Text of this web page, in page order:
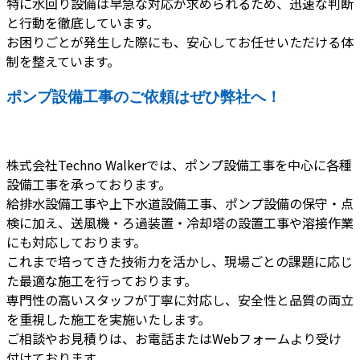
と行動を徹底しています。
お困りごとが発生した際にも、安心してお任せいただける体
制を整えています。
ポンプ設備工事のご依頼はぜひ弊社へ！
株式会社Techno Walkerでは、ポンプ設備工事を中心に各種
設備工事を承っております。
給排水設備工事や上下水道設備工事、ポンプ設備の保守・点
検に加え、送風機・ろ過装置・冷却塔の設置工事や溶接作業
にも対応しております。
これまで培ってきた技術力を活かし、現場ごとの課題に応じ
た最適な施工を行っております。
専門性の高いスタッフが丁寧に対応し、安全性と品質の両立
を重視した施工を実施いたします。
ご相談やお見積りは、お電話またはWebフォームより受け